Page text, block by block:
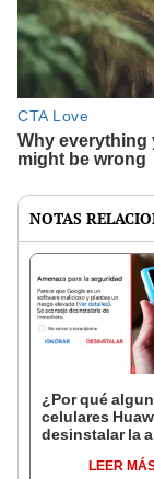
NOTAS
¿Por qué
celulares
desinstalar la
un virus?
LEER